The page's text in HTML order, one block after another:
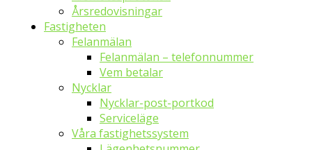
Årsredovisningar
Fastigheten
Felanmälan
Felanmälan – telefonnummer
Vem betalar
Nycklar
Nycklar-post-portkod
Serviceläge
Våra fastighetssystem